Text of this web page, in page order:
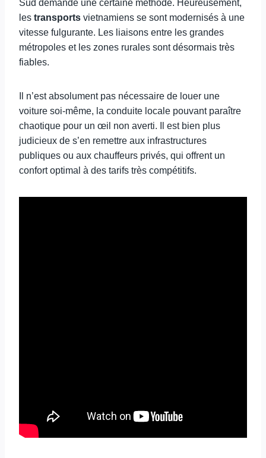
Sud demande une certaine méthode. Heureusement,
les transports vietnamiens se sont modernisés à une
vitesse fulgurante. Les liaisons entre les grandes
métropoles et les zones rurales sont désormais très
fiables.
Il n’est absolument pas nécessaire de louer une
voiture soi-même, la conduite locale pouvant paraître
chaotique pour un œil non averti. Il est bien plus
judicieux de s’en remettre aux infrastructures
publiques ou aux chauffeurs privés, qui offrent un
confort optimal à des tarifs très compétitifs.